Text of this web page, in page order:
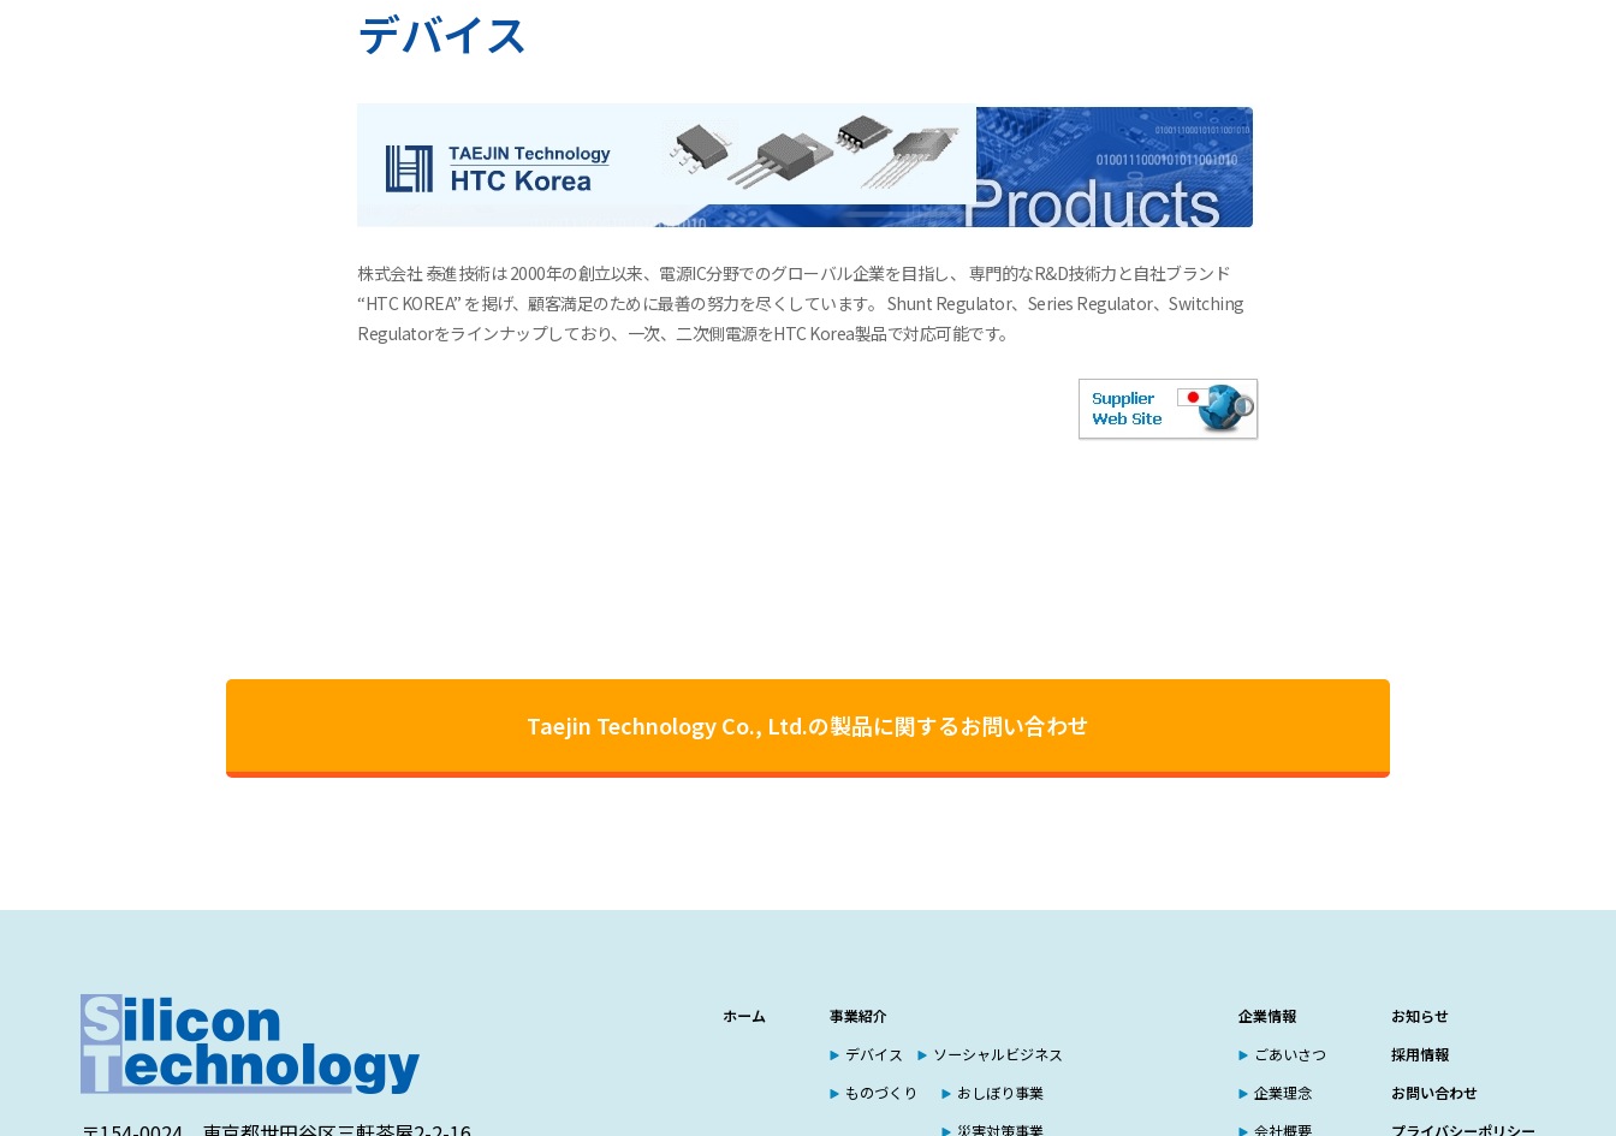
デバイス
株式会社 泰進技術は 2000年の創立以来、電源IC分野でのグローバル企業を目指し、 専門的なR&D技術力と自社ブランド
“HTC KOREA” を掲げ、顧客満足のために最善の努力を尽くしています。 Shunt Regulator、Series Regulator、Switching
Regulatorをラインナップしており、一次、二次側電源をHTC Korea製品で対応可能です。
Taejin Technology Co., Ltd.の製品に関するお問い合わせ
ホーム
事業紹介
デバイス
ものづくり
ソーシャルビジネス
おしぼり事業
災害対策事業
企業情報
ごあいさつ
企業理念
会社概要
お知らせ
採用情報
お問い合わせ
プライバシーポリシー